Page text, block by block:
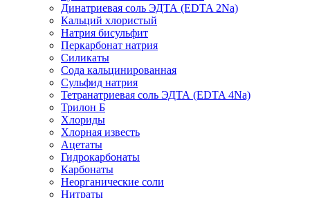
Динатриевая соль ЭДТА (EDTA 2Na)
Кальций хлористый
Натрия бисульфит
Перкарбонат натрия
Силикаты
Сода кальцинированная
Сульфид натрия
Тетранатриевая соль ЭДТА (EDTA 4Na)
Трилон Б
Хлориды
Хлорная известь
Ацетаты
Гидрокарбонаты
Карбонаты
Неорганические соли
Нитраты